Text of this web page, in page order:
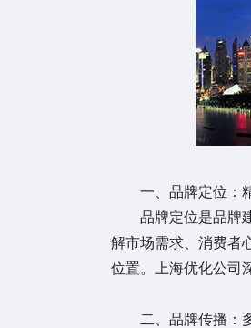
一、品牌定位：
品牌定位是品牌建
解市场需求、消费者
位置。上海优化公司
二、品牌传播：